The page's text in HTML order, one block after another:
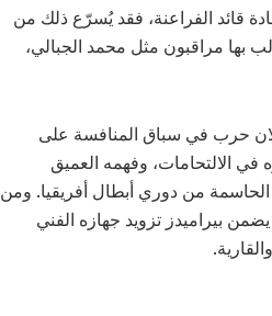
قائد الفراعنة، فقد يُسرّع ذلك من
بها مراقبون مثل محمد الجبالي،
حرب في سباق المنافسة على
في الالتحامات، وفهمه العميق
من دوري أبطال أفريقيا. ومن
بيراميدز تزويد جهازه الفني